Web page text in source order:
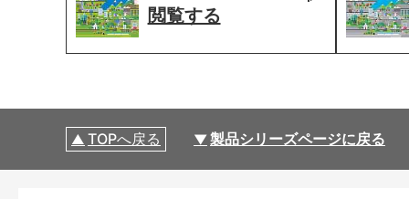
閲覧する
TOPへ戻る 製品シリーズページに戻る